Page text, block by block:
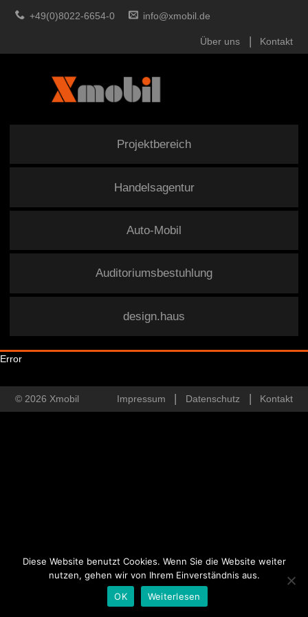
+49(0)8022-6654-0 info@xmobil.de
Über uns Kontakt
Projektbereich
Handelsagentur
Auto-Mobil
Auditoriumsbestuhlung
design.haus
Error
© 2026 Xmobil Impressum Datenschutz Kontakt
Diese Website benutzt Cookies. Wenn Sie die Website weiter
nutzen, gehen wir von Ihrem Einverständnis aus.
OK
Weiterlesen